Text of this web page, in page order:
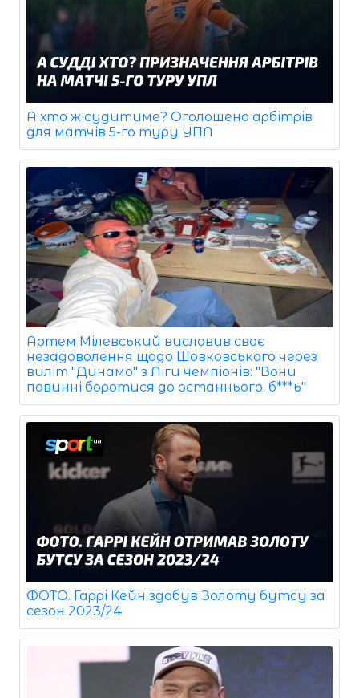
А хто ж судитиме? Оголошено арбітрів
для матчів 5-го туру УПЛ
Артем Мілевський висловив своє
незадоволення щодо Шовковського через
виліт "Динамо" з Ліги чемпіонів: "Вони
повинні боротися до останнього, б***ь"
ФОТО. Гаррі Кейн здобув Золоту бутсу за
сезон 2023/24